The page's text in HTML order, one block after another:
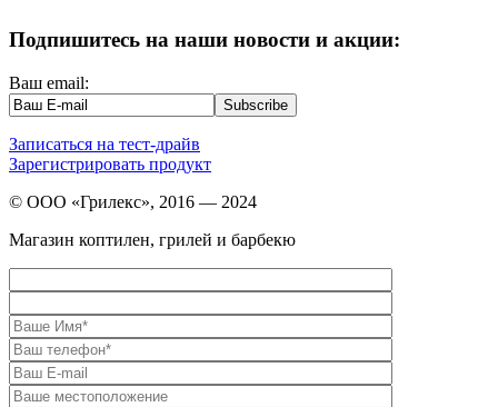
Подпишитесь на наши новости и акции:
Ваш email:
Записаться на тест-драйв
Зарегистрировать продукт
© ООО «Грилекс», 2016 — 2024
Магазин коптилен, грилей и барбекю